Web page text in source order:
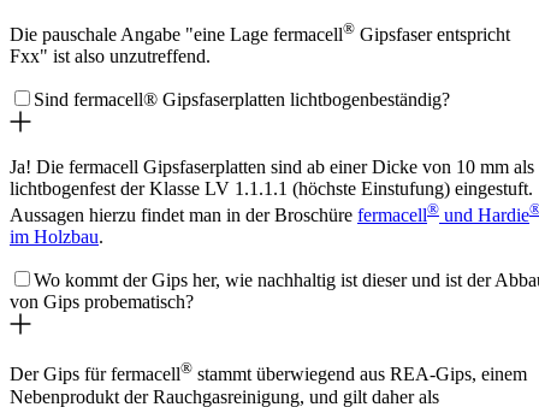
Die pauschale Angabe "eine Lage fermacell® Gipsfaser entspricht
Fxx" ist also unzutreffend.
Sind fermacell® Gipsfaserplatten lichtbogenbeständig?
Ja! Die fermacell Gipsfaserplatten sind ab einer Dicke von 10 mm als
lichtbogenfest der Klasse LV 1.1.1.1 (höchste Einstufung) eingestuft.
Aussagen hierzu findet man in der Broschüre fermacell® und Hardie
im Holzbau.
Wo kommt der Gips her, wie nachhaltig ist dieser und ist der
von Gips probematisch?
Der Gips für fermacell® stammt überwiegend aus REA‑Gips, einem
Nebenprodukt der Rauchgasreinigung, und gilt daher als